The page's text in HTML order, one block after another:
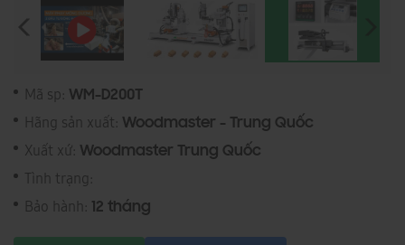
Mã sp: WM-D200T
Hãng sản xuất: Woodmaster - Trung Quốc
Xuất xứ: Woodmaster Trung Quốc
Tình trạng:
Bảo hành:
12 tháng